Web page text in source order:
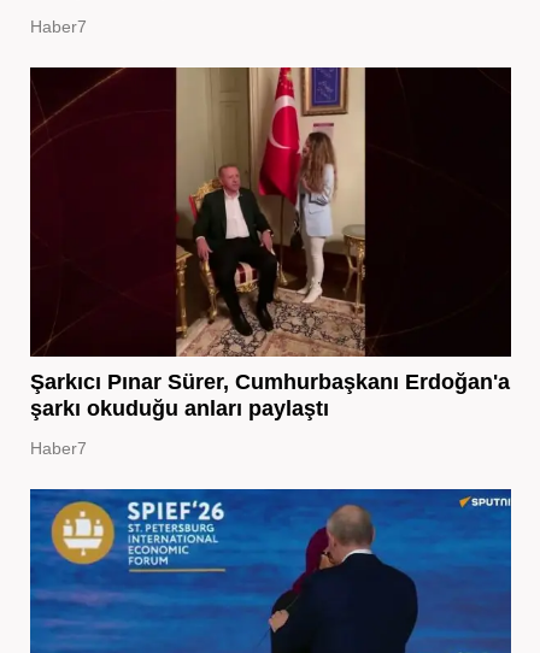
Haber7
Şarkıcı Pınar Sürer, Cumhurbaşkanı Erdoğan'a
şarkı okuduğu anları paylaştı
Haber7